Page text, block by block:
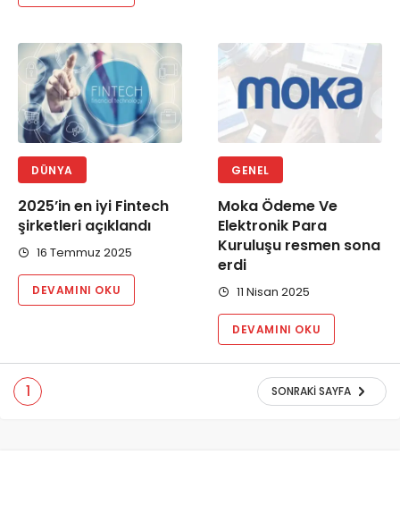
DÜNYA
2025’in en iyi Fintech
şirketleri açıklandı
16 Temmuz 2025
DEVAMINI OKU
GENEL
Moka Ödeme Ve
Elektronik Para
Kuruluşu resmen sona
erdi
11 Nisan 2025
DEVAMINI OKU
1 SONRAKI SAYFA